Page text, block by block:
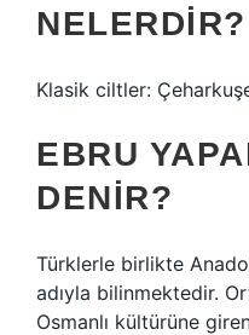
NELERDIR?
Klasik ciltler:
EBRU
DENIR?
Türklerle birlikte
adıyla bilinmektedir.
Osmanlı kültürüne